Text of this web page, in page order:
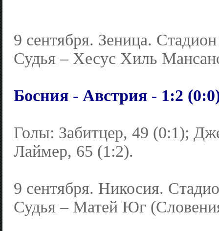
9 сентября. Зеница.
Судья – Хесус Хиль
Босния - Австрия - 1:2
Голы: Забитцер, 49 (0:1);
Лаймер, 65 (1:2).
9 сентября. Никосия.
Судья – Матей Юг